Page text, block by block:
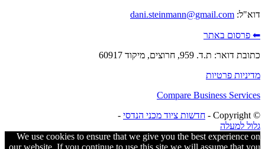
דוא"ל: dani.steinmann@gmail.com
⬅ פרסום באתר
כתובת דואר: ת.ד. 959, חרוצים, מיקוד 60917
מדיניות פרטיות
Compare Business Services
© ‫Copyright -
חדשות ציוד מכני הנדסי -
גלול למעלה
We use cookies to ensure that we give you the best experience on
our website. If you continue to use this site we will assume that you